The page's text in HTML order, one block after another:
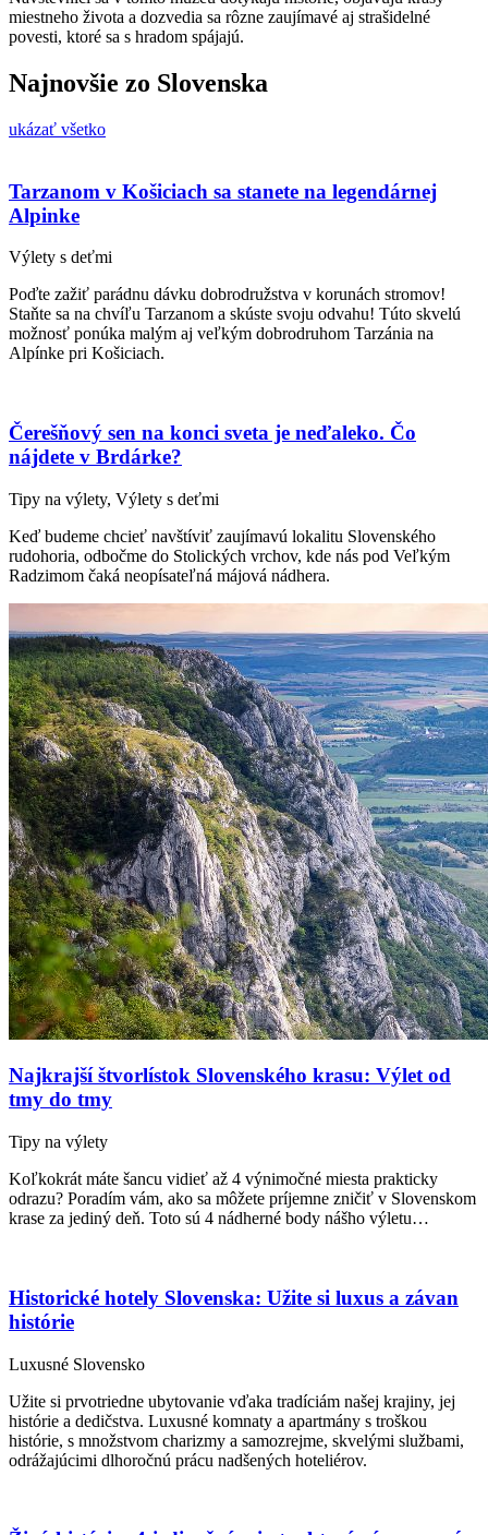
miestneho života a dozvedia sa rôzne zaujímavé aj strašidelné
povesti, ktoré sa s hradom spájajú.
Najnovšie zo Slovenska
ukázať všetko
Tarzanom v Košiciach sa stanete na legendárnej
Alpinke
Výlety s deťmi
Poďte zažiť parádnu dávku dobrodružstva v korunách stromov!
Staňte sa na chvíľu Tarzanom a skúste svoju odvahu! Túto skvelú
možnosť ponúka malým aj veľkým dobrodruhom Tarzánia na
Alpínke pri Košiciach.
Čerešňový sen na konci sveta je neďaleko. Čo
nájdete v Brdárke?
Tipy na výlety, Výlety s deťmi
Keď budeme chcieť navštíviť zaujímavú lokalitu Slovenského
rudohoria, odbočme do Stolických vrchov, kde nás pod Veľkým
Radzimom čaká neopísateľná májová nádhera.
Najkrajší štvorlístok Slovenského krasu: Výlet od
tmy do tmy
Tipy na výlety
Koľkokrát máte šancu vidieť až 4 výnimočné miesta prakticky
odrazu? Poradím vám, ako sa môžete príjemne zničiť v Slovenskom
krase za jediný deň. Toto sú 4 nádherné body nášho výletu…
Historické hotely Slovenska: Užite si luxus a závan
histórie
Luxusné Slovensko
Užite si prvotriedne ubytovanie vďaka tradíciám našej krajiny, jej
histórie a dedičstva. Luxusné komnaty a apartmány s troškou
histórie, s množstvom charizmy a samozrejme, skvelými službami,
odrážajúcimi dlhoročnú prácu nadšených hoteliérov.